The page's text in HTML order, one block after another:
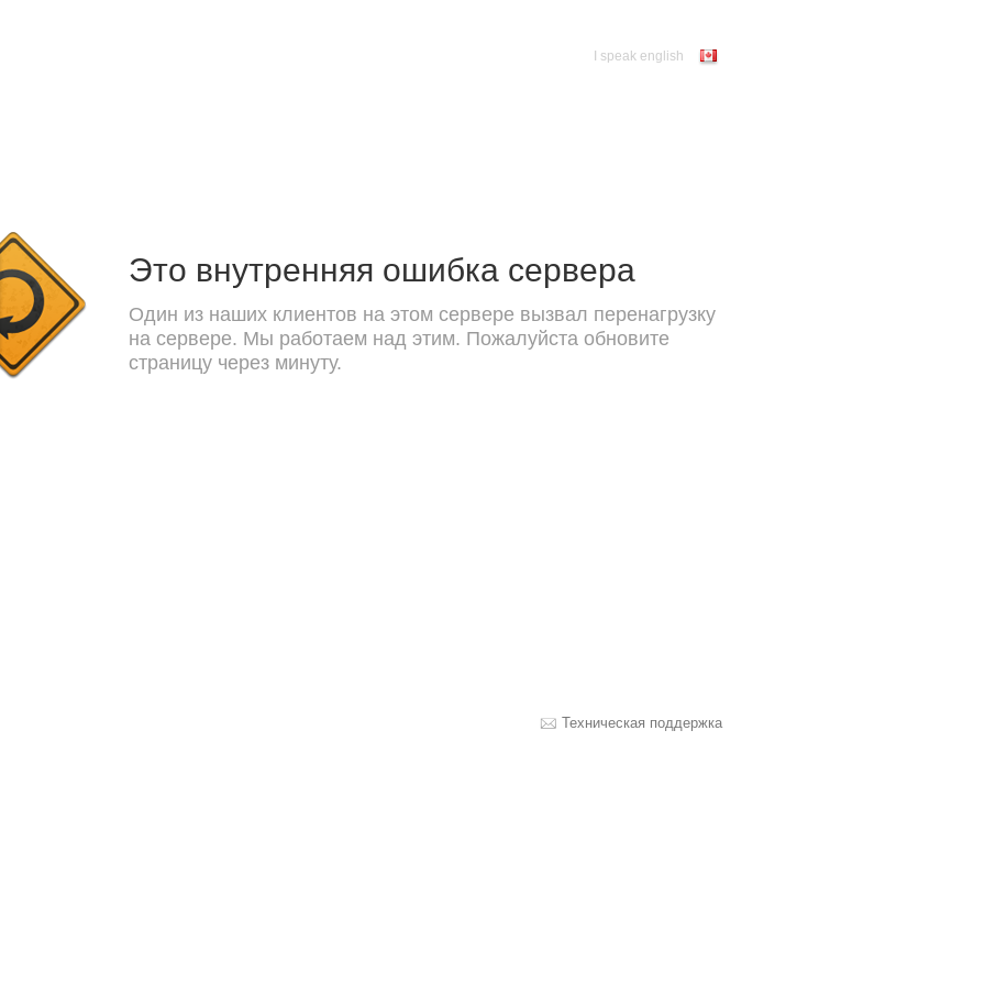
I speak english
Это внутренняя ошибка сервера
Один из наших клиентов на этом сервере вызвал перенагрузку
на сервере. Мы работаем над этим. Пожалуйста обновите
страницу через минуту.
Техническая поддержка